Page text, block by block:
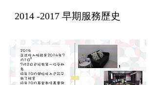
2014 -2017 早期服務歷史